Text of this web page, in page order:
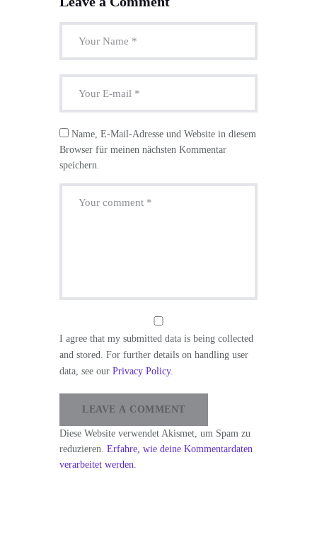
Name, E-Mail-Adresse und Website in diesem
Browser für meinen nächsten Kommentar
speichern.
I agree that my submitted data is being collected
and stored. For further details on handling user
data, see our Privacy Policy.
Diese Website verwendet Akismet, um Spam zu
reduzieren. Erfahre, wie deine Kommentardaten
verarbeitet werden.